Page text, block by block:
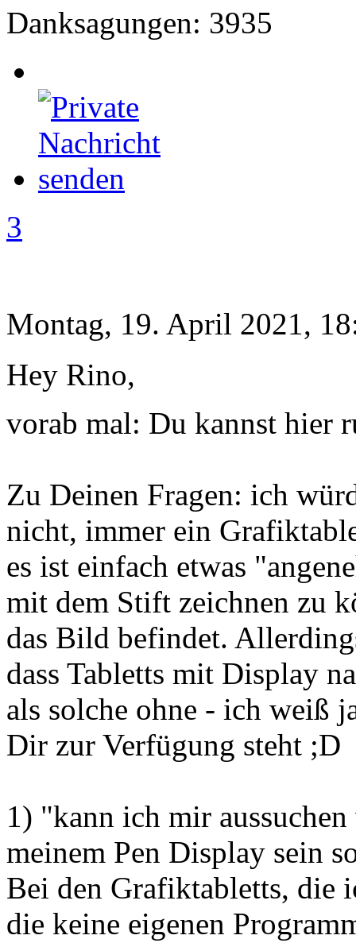
Danksagungen: 3935
3
Montag, 19. April 2021,
Hey Rino,
vorab mal: Du kannst hier
Zu Deinen Fragen: ich
nicht, immer ein
es ist einfach etwas
mit dem Stift zeichnen zu
das Bild befindet.
dass Tabletts mit Display
als solche ohne - ich weiß
Dir zur Verfügung steht ;D
1) "kann ich mir
meinem Pen Display sein
Bei den Grafiktabletts, die
die keine eigenen